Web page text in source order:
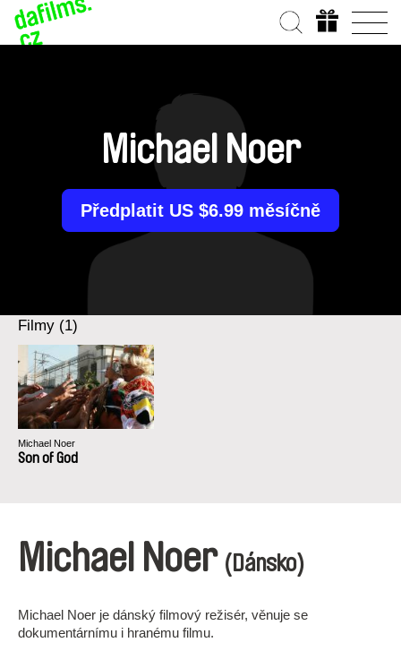
Michael Noer
Předplatit US $6.99 měsíčně
Filmy (1)
Michael Noer
Son of God
Michael Noer (Dánsko)
Michael Noer je dánský filmový režisér, věnuje se
dokumentárnímu i hranému filmu.